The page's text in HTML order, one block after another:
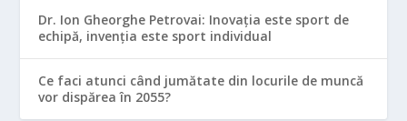
Dr. Ion Gheorghe Petrovai: Inovația este sport de
echipă, invenția este sport individual
Ce faci atunci când jumătate din locurile de muncă
vor dispărea în 2055?